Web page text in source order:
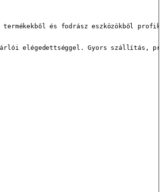
és fodrász eszközökből
elégedettséggel. Gyors